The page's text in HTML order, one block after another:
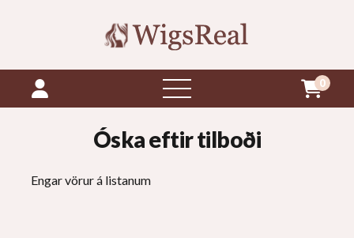
opna
valmynd
0
Óska eftir tilboði
Engar vörur á listanum